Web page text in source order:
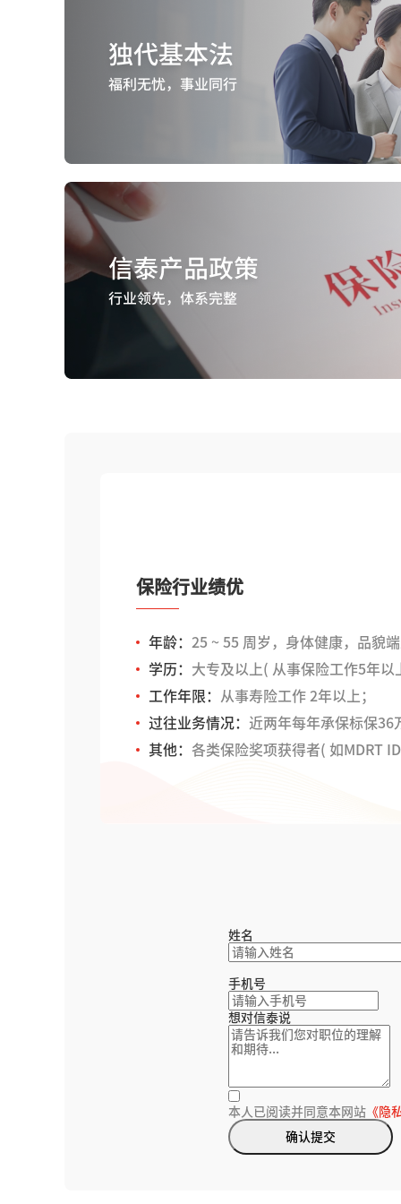
保险行业绩优
年龄： 25 ~ 55 周岁，身体健康，品貌
学历： 大专及以上( 从事保险工作5年
工作年限：
从事寿险工作 2年以上；
过往业务情况： 近两年每年承保标保36
其他： 各类保险奖项获得者( 如MDRT
姓名
手机号
想对信泰说
本人已阅读并同意本网站 《隐
确认提交